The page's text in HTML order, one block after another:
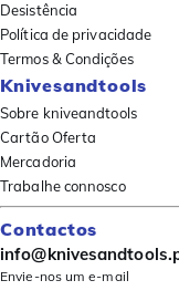
Desistência
Política de privacidade
Termos & Condições
Knivesandtools
Sobre kniveandtools
Cartão Oferta
Mercadoria
Trabalhe connosco
Contactos
Envie-nos um e-mail